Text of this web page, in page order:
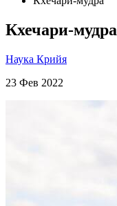
Кхечари-мудра
Наука Крийя
23 Фев 2022